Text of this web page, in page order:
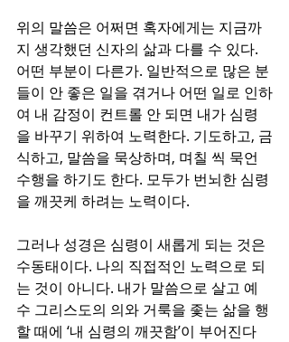
위의 말씀은 어쩌면 혹자에게는 지금까
지 생각했던 신자의 삶과 다를 수 있다.
어떤 부분이 다른가. 일반적으로 많은 분
들이 안 좋은 일을 겪거나 어떤 일로 인하
여 내 감정이 컨트롤 안 되면 내가 심령
을 바꾸기 위하여 노력한다. 기도하고, 금
식하고, 말씀을 묵상하며, 며칠 씩 묵언
수행을 하기도 한다. 모두가 번뇌한 심령
을 깨끗케 하려는 노력이다.
그러나 성경은 심령이 새롭게 되는 것은
수동태이다. 나의 직접적인 노력으로 되
는 것이 아니다. 내가 말씀으로 살고 예
수 그리스도의 의와 거룩을 좇는 삶을 행
할 때에 ‘내 심령의 깨끗함’이 부어진다